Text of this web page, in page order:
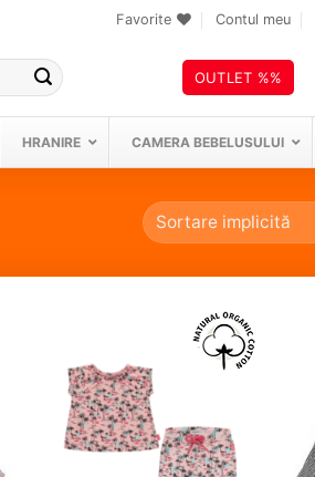
Favorite Contul meu
OUTLET %%
HRANIRE CAMERA BEBELUSULUI
❤